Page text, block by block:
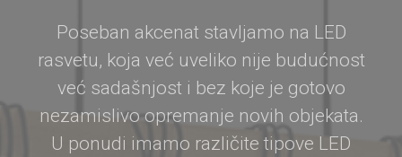
Poseban akcenat stavljamo na LED
rasvetu, koja već uveliko nije budućnost
već sadašnjost i bez koje je gotovo
nezamislivo opremanje novih objekata.
U ponudi imamo različite tipove LED